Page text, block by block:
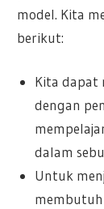
model. Kita
berikut:
Kita dapat
dengan
dalam
Untuk